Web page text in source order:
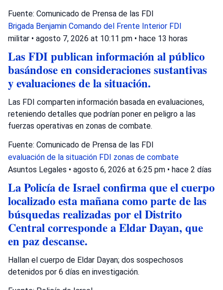
Fuente: Comunicado de Prensa de las FDI
Brigada Benjamin Comando del Frente Interior FDI
militar • agosto 7, 2026 at 10:11 pm • hace 13 horas
Las FDI publican información al público
basándose en consideraciones sustantivas
y evaluaciones de la situación.
Las FDI comparten información basada en evaluaciones,
reteniendo detalles que podrían poner en peligro a las
fuerzas operativas en zonas de combate.
Fuente: Comunicado de Prensa de las FDI
evaluación de la situación FDI zonas de combate
Asuntos Legales • agosto 6, 2026 at 6:25 pm • hace 2 días
La Policía de Israel confirma que el cuerpo
localizado esta mañana como parte de las
búsquedas realizadas por el Distrito
Central corresponde a Eldar Dayan, que
en paz descanse.
Hallan el cuerpo de Eldar Dayan; dos sospechosos
detenidos por 6 días en investigación.